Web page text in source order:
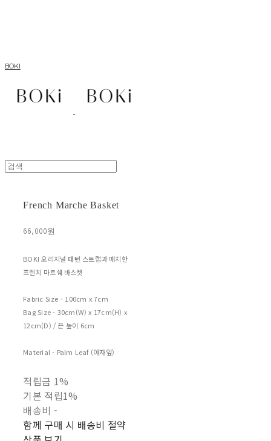
BOKI
French Marche Basket
66,000원
BOKI 오리지널 패턴 스트랩과 매치한
프렌치 마르쉐 바스켓
Fabric Size - 100cm x 7cm
Bag Size - 30cm(W) x 17cm(H) x
12cm(D) / 끈 높이 6cm
Material - Palm Leaf (야자잎)
적립금 1%
기본 적립1%
배송비 -
함께 구매 시 배송비 절약